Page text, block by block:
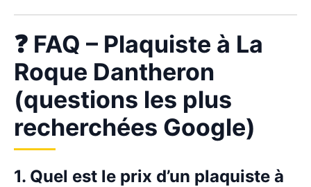
❓ FAQ – Plaquiste à La
Roque Dantheron
(questions les plus
recherchées Google)
1. Quel est le prix d’un plaquiste à